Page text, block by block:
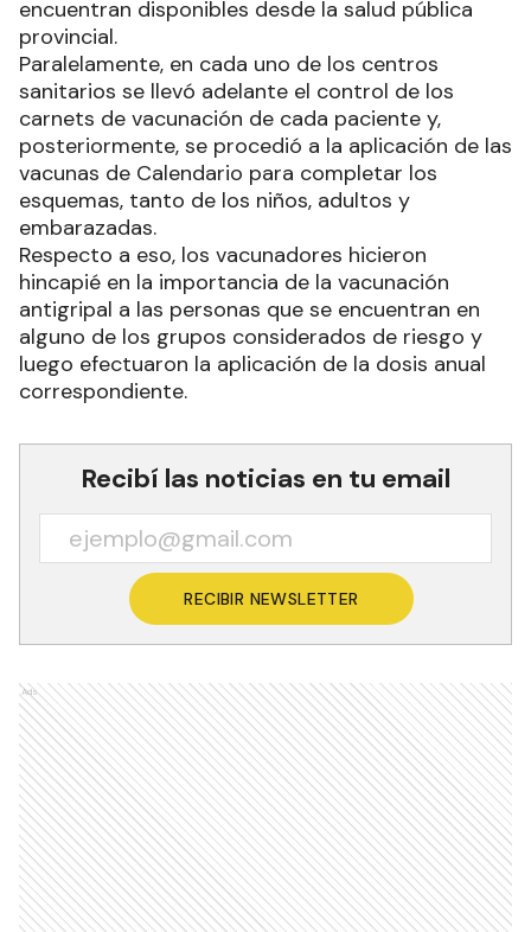
encuentran disponibles desde la salud pública
provincial.
Paralelamente, en cada uno de los centros
sanitarios se llevó adelante el control de los
carnets de vacunación de cada paciente y,
posteriormente, se procedió a la aplicación de las
vacunas de Calendario para completar los
esquemas, tanto de los niños, adultos y
embarazadas.
Respecto a eso, los vacunadores hicieron
hincapié en la importancia de la vacunación
antigripal a las personas que se encuentran en
alguno de los grupos considerados de riesgo y
luego efectuaron la aplicación de la dosis anual
correspondiente.
Recibí las noticias en tu email
RECIBIR NEWSLETTER
Ads